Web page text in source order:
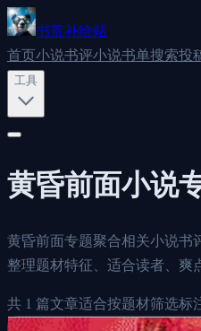
书荒补给站
首页小说书评小说书单搜索投
工具
黄昏前面小说
黄昏前面专题聚合相关小说书
整理题材特征、适合读者、爽
共 1 篇文章适合按题材筛选标